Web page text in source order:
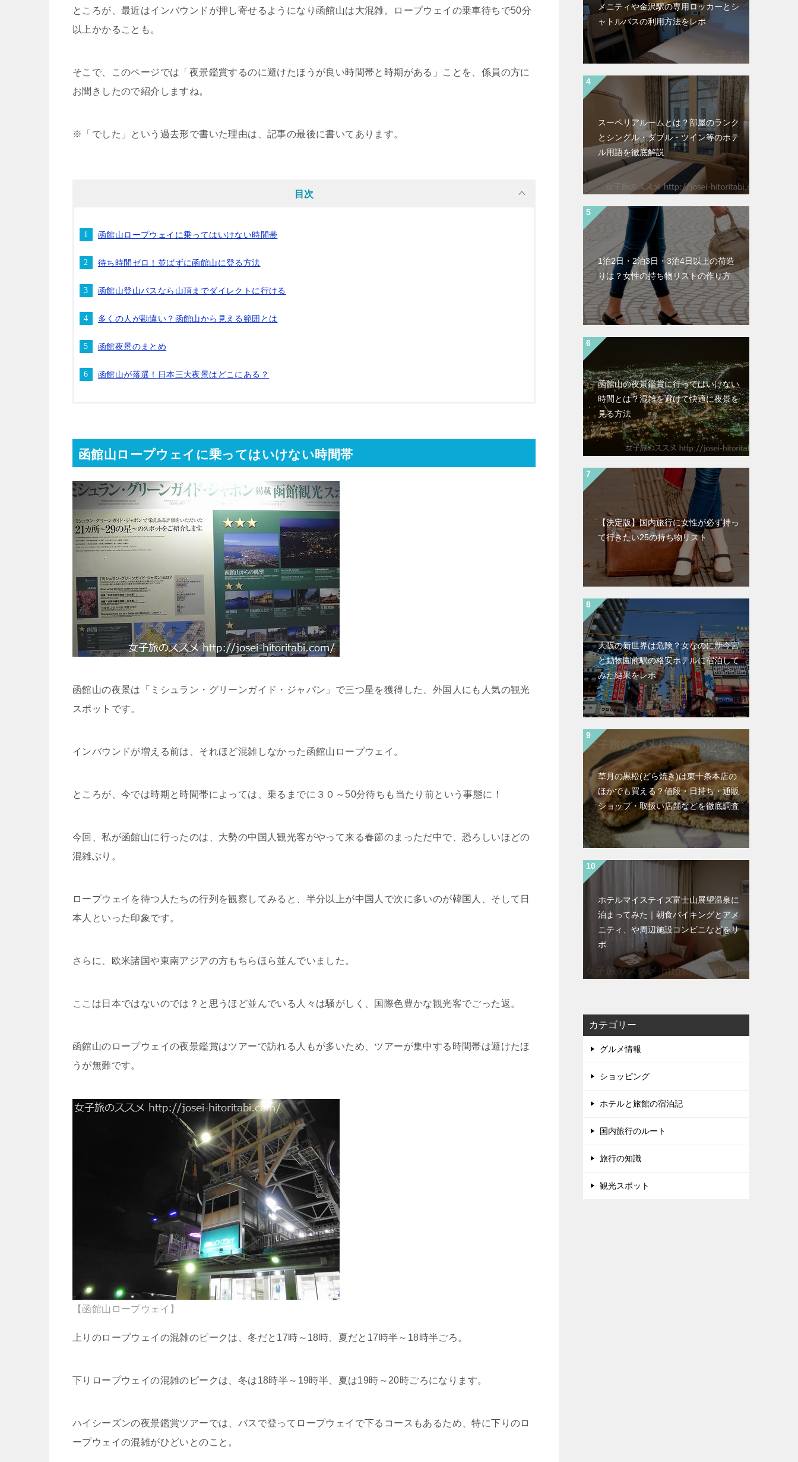
ところが、最近はインバウンドが押し寄せるようになり函館山は大混雑。ロープウェイの乗車待ちで50分
以上かかることも。
そこで、このページでは「夜景鑑賞するのに避けたほうが良い時間帯と時期がある」ことを、係員の方に
お聞きしたので紹介しますね。
※「でした」という過去形で書いた理由は、記事の最後に書いてあります。
目次
函館山ロープウェイに乗ってはいけない時間帯
待ち時間ゼロ！並ばずに函館山に登る方法
函館山登山バスなら山頂までダイレクトに行ける
多くの人が勘違い？函館山から見える範囲とは
函館夜景のまとめ
函館山が落選！日本三大夜景はどこにある？
函館山ロープウェイに乗ってはいけない時間帯
函館山の夜景は「ミシュラン・グリーンガイド・ジャパン」で三つ星を獲得した、外国人にも人気の観光
スポットです。
インバウンドが増える前は、それほど混雑しなかった函館山ロープウェイ。
ところが、今では時期と時間帯によっては、乗るまでに３０～50分待ちも当たり前という事態に！
今回、私が函館山に行ったのは、大勢の中国人観光客がやって来る春節のまっただ中で、恐ろしいほどの
混雑ぶり。
ロープウェイを待つ人たちの行列を観察してみると、半分以上が中国人で次に多いのが韓国人、そして日
本人といった印象です。
さらに、欧米諸国や東南アジアの方もちらほら並んでいました。
ここは日本ではないのでは？と思うほど並んでいる人々は騒がしく、国際色豊かな観光客でごった返。
函館山のロープウェイの夜景鑑賞はツアーで訪れる人もが多いため、ツアーが集中する時間帯は避けたほ
うが無難です。
【函館山ロープウェイ】
上りのロープウェイの混雑のピークは、冬だと17時～18時、夏だと17時半～18時半ごろ。
下りロープウェイの混雑のピークは、冬は18時半～19時半、夏は19時～20時ごろになります。
ハイシーズンの夜景鑑賞ツアーでは、バスで登ってロープウェイで下るコースもあるため、特に下りのロ
ープウェイの混雑がひどいとのこと。
メニティや金沢駅の専用ロッカーとシ
ャトルバスの利用方法をレポ
スーペリアルームとは？部屋のランク
とシングル・ダブル・ツイン等のホテ
ル用語を徹底解説
1泊2日・2泊3日・3泊4日以上の荷造
りは？女性の持ち物リストの作り方
函館山の夜景鑑賞に行ってはいけない
時間とは？混雑を避けて快適に夜景を
見る方法
【決定版】国内旅行に女性が必ず持っ
て行きたい25の持ち物リスト
大阪の新世界は危険？女なのに新今宮
と動物園前駅の格安ホテルに宿泊して
みた結果をレポ
草月の黒松(どら焼き)は東十条本店の
ほかでも買える？値段・日持ち・通販
ショップ・取扱い店舗などを徹底調査
ホテルマイステイズ富士山展望温泉に
泊まってみた｜朝食バイキングとアメ
ニティ、や周辺施設コンビニなどをリ
ポ
カテゴリー
グルメ情報
ショッピング
ホテルと旅館の宿泊記
国内旅行のルート
旅行の知識
観光スポット